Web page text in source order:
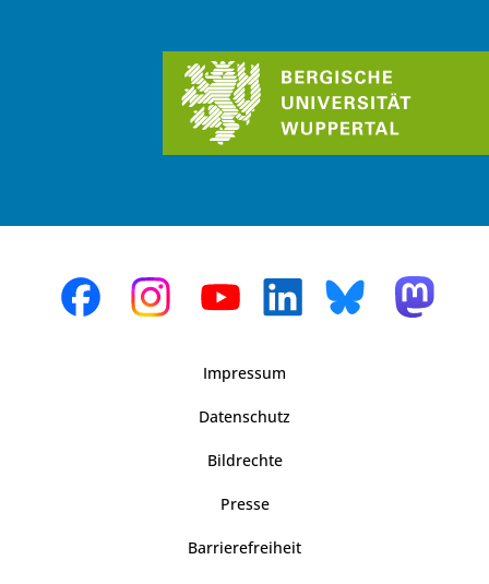
Impressum
Datenschutz
Bildrechte
Presse
Barrierefreiheit